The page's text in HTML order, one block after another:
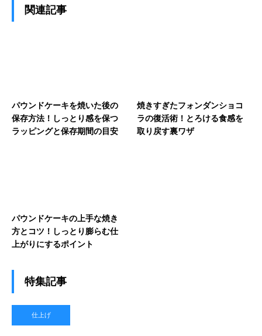
関連記事
パウンドケーキを焼いた後の
保存方法！しっとり感を保つ
ラッピングと保存期間の目安
焼きすぎたフォンダンショコ
ラの復活術！とろける食感を
取り戻す裏ワザ
パウンドケーキの上手な焼き
方とコツ！しっとり膨らむ仕
上がりにするポイント
特集記事
仕上げ